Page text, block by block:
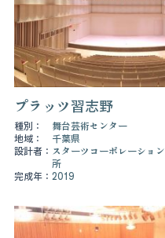
プラッツ習志野
種別：
舞台芸術センター
地域：
千葉県
設計者： スターツコーポレーション
所
完成年： 2019